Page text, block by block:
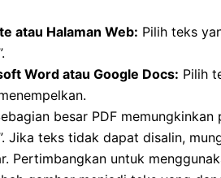
atau Halaman Web: Pilih teks
Word atau Google Docs: Pilih
besar PDF
Jika teks tidak dapat disalin,
Pertimbangkan untuk